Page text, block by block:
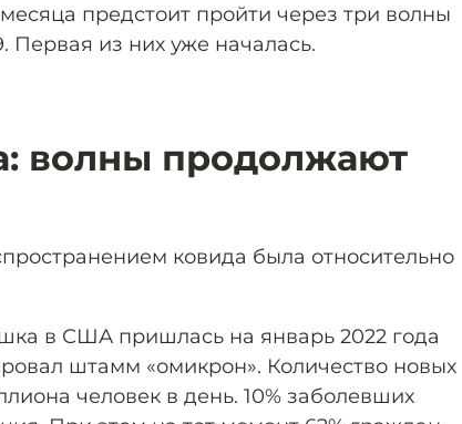
предстоит пройти через три волны
Первая из них уже началась.
волны продолжают
ковида была относительно
в США пришлась на январь 2022 года
штамм «омикрон». Количество новых
человек в день. 10% заболевших